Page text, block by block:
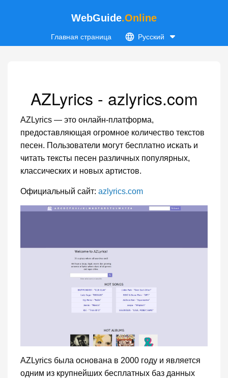
WebGuide.Online
Главная страница Русский
AZLyrics - azlyrics.com
AZLyrics — это онлайн-платформа,
предоставляющая огромное количество текстов
песен. Пользователи могут бесплатно искать и
читать тексты песен различных популярных,
классических и новых артистов.
Официальный сайт: azlyrics.com
AZLyrics была основана в 2000 году и является
одним из крупнейших бесплатных баз данных